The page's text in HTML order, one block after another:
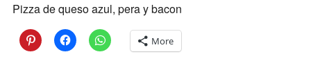
Pizza de queso azul, pera y bacon
More